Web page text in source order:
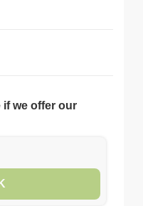
if we offer our